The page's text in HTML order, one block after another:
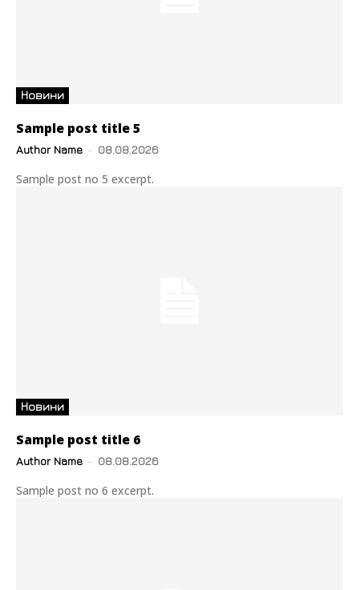
Новини
Sample post title 5
Author Name - 08.08.2026
Sample post no 5 excerpt.
Новини
Sample post title 6
Author Name - 08.08.2026
Sample post no 6 excerpt.